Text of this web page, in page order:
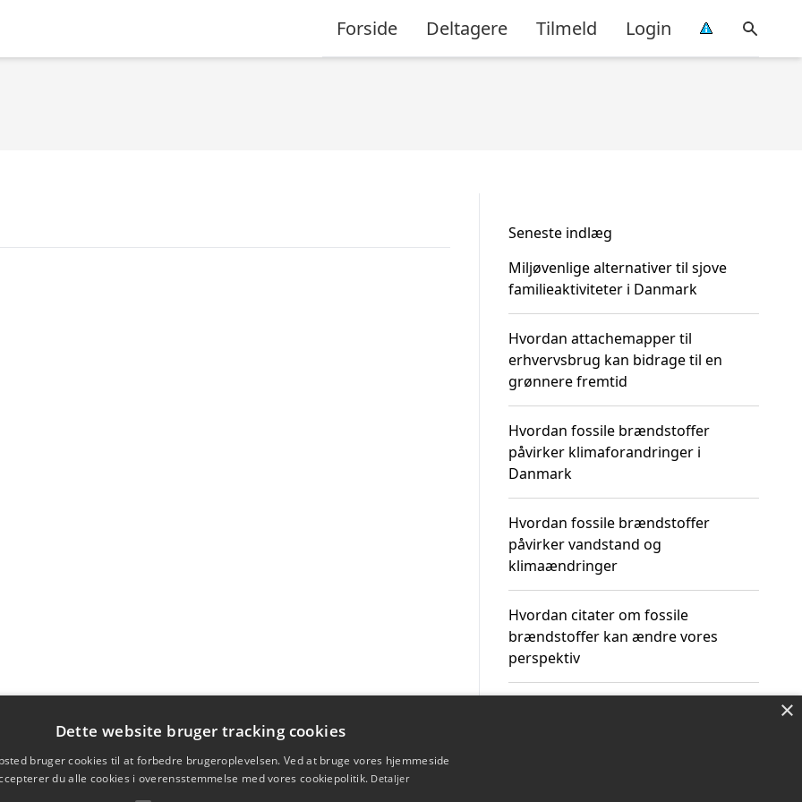
Forside Deltagere Tilmeld Login
Seneste indlæg
Miljøvenlige alternativer til sjove
familieaktiviteter i Danmark
Hvordan attachemapper til
erhvervsbrug kan bidrage til en
grønnere fremtid
Hvordan fossile brændstoffer
påvirker klimaforandringer i
Danmark
Hvordan fossile brændstoffer
påvirker vandstand og
klimaændringer
Hvordan citater om fossile
brændstoffer kan ændre vores
perspektiv
×
Dette website bruger tracking cookies
bruger cookies til at forbedre brugeroplevelsen. Ved at bruge vores hjemmeside
du alle cookies i overensstemmelse med vores cookiepolitik. Detaljer